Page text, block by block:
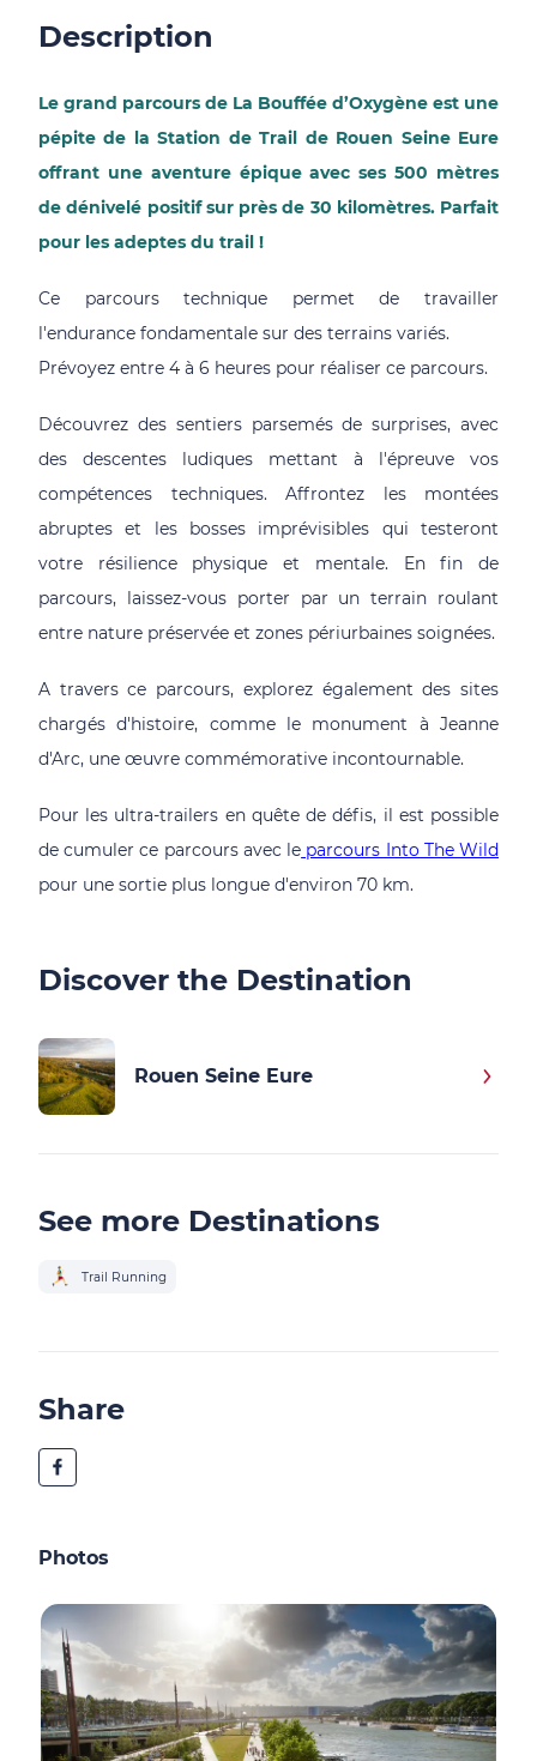
Description
Le grand parcours de La Bouffée d’Oxygène est une
pépite de la Station de Trail de Rouen Seine Eure
offrant une aventure épique avec ses 500 mètres
de dénivelé positif sur près de 30 kilomètres. Parfait
pour les adeptes du trail !
Ce parcours technique permet de travailler
l'endurance fondamentale sur des terrains variés.
Prévoyez entre 4 à 6 heures pour réaliser ce parcours.
Découvrez des sentiers parsemés de surprises, avec
des descentes ludiques mettant à l'épreuve vos
compétences techniques. Affrontez les montées
abruptes et les bosses imprévisibles qui testeront
votre résilience physique et mentale. En fin de
parcours, laissez-vous porter par un terrain roulant
entre nature préservée et zones périurbaines soignées.
A travers ce parcours, explorez également des sites
chargés d'histoire, comme le monument à Jeanne
d'Arc, une œuvre commémorative incontournable.
Pour les ultra-trailers en quête de défis, il est possible
de cumuler ce parcours avec le parcours Into The Wild
pour une sortie plus longue d'environ 70 km.
Discover the Destination
Rouen Seine Eure
See more Destinations
Trail Running
Share
Photos